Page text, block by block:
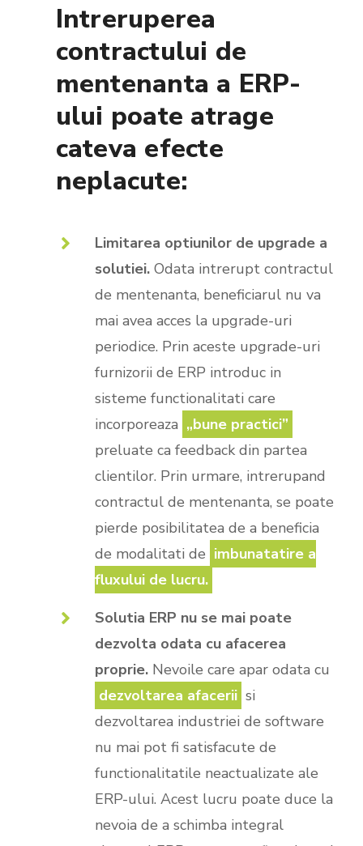
Intreruperea
contractului de
mentenanta a ERP-
ului poate atrage
cateva efecte
neplacute:
Limitarea optiunilor de upgrade a
solutiei.Odata intrerupt contractul
de mentenanta, beneficiarul nu va
mai avea acces la upgrade-uri
periodice. Prin aceste upgrade-uri
furnizorii de ERP introduc in
sisteme functionalitati care
incorporeaza „bune practici”
preluate ca feedback din partea
clientilor. Prin urmare, intrerupand
contractul de mentenanta, se poate
pierde posibilitatea de a beneficia
de modalitati de imbunatatire a
fluxului de lucru.
Solutia ERP nu se mai poate
dezvolta odata cu afacerea
proprie.Nevoile care apar odata cu
dezvoltarea afacerii si
dezvoltarea industriei de software
nu mai pot fi satisfacute de
functionalitatile neactualizate ale
ERP-ului. Acest lucru poate duce la
nevoia de a schimba integral